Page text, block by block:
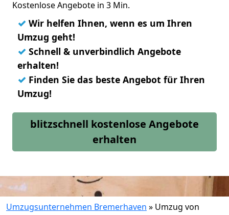
Kostenlose Angebote in 3 Min.
✓ Wir helfen Ihnen, wenn es um Ihren
Umzug geht!
✓ Schnell & unverbindlich Angebote
erhalten!
✓ Finden Sie das beste Angebot für Ihren
Umzug!
blitzschnell kostenlose Angebote
erhalten
Umzugsunternehmen Bremerhaven » Umzug von